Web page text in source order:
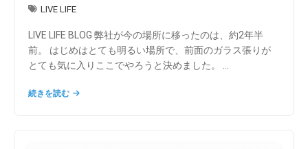
LIVE LIFE
LIVE LIFE BLOG 弊社が今の場所に移ったのは、約2年半
前。 はじめはとても明るい場所で、前面のガラス張りが
とても気に入りここでやろうと決めました。 ...
続きを読む